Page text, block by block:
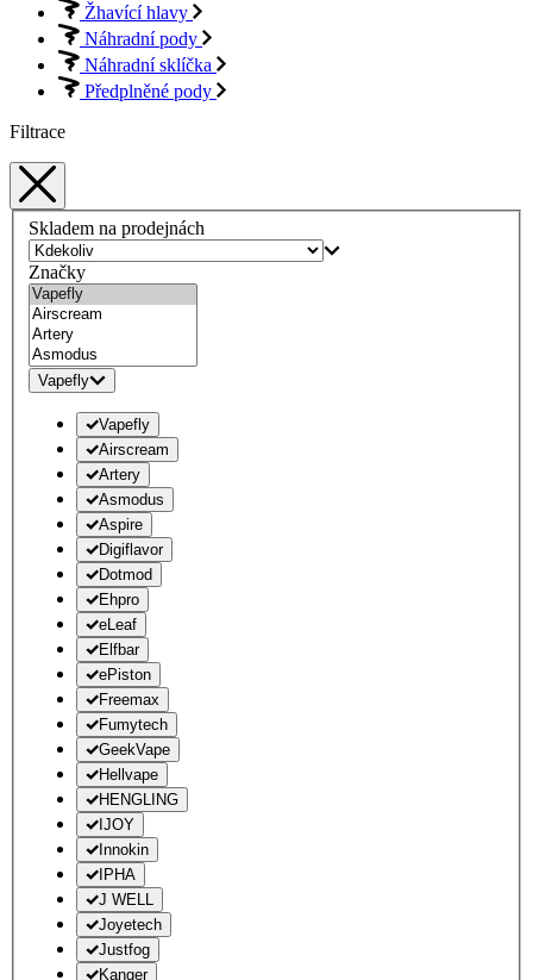
Žhavící hlavy
Náhradní pody
Náhradní sklíčka
Předplněné pody
Filtrace
Skladem na prodejnách
Značky
Vapefly
Vapefly
Airscream
Artery
Asmodus
Aspire
Digiflavor
Dotmod
Ehpro
eLeaf
Elfbar
ePiston
Freemax
Fumytech
GeekVape
Hellvape
HENGLING
IJOY
Innokin
IPHA
J WELL
Joyetech
Justfog
Kanger